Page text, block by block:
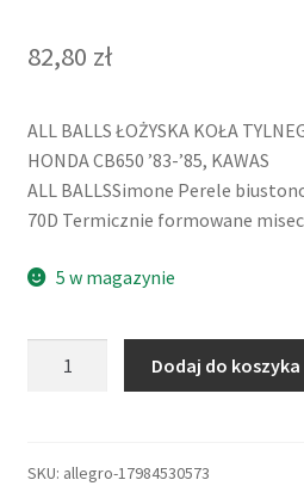
82,80 zł
ALL BALLS ŁOŻYSKA KOŁA
HONDA CB650 ’83-’85, KAWAS
ALL BALLSSimone Perele
70D Termicznie formowane
5 w magazynie
KOŁA
Dodaj do koszyka
SKU: allegro-17984530573